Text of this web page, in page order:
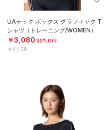
UAテック ボックス グラフィック T
シャツ（トレーニング/WOMEN）
￥3,080 30%OFF
￥4,400